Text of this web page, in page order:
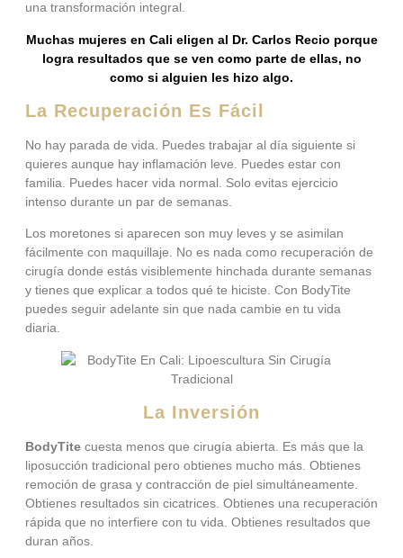
una transformación integral.
Muchas mujeres en Cali eligen al Dr. Carlos Recio porque
logra resultados que se ven como parte de ellas, no
como si alguien les hizo algo.
La Recuperación Es Fácil
No hay parada de vida. Puedes trabajar al día siguiente si
quieres aunque hay inflamación leve. Puedes estar con
familia. Puedes hacer vida normal. Solo evitas ejercicio
intenso durante un par de semanas.
Los moretones si aparecen son muy leves y se asimilan
fácilmente con maquillaje. No es nada como recuperación de
cirugía donde estás visiblemente hinchada durante semanas
y tienes que explicar a todos qué te hiciste. Con BodyTite
puedes seguir adelante sin que nada cambie en tu vida
diaria.
La Inversión
BodyTite cuesta menos que cirugía abierta. Es más que la
liposucción tradicional pero obtienes mucho más. Obtienes
remoción de grasa y contracción de piel simultáneamente.
Obtienes resultados sin cicatrices. Obtienes una recuperación
rápida que no interfiere con tu vida. Obtienes resultados que
duran años.